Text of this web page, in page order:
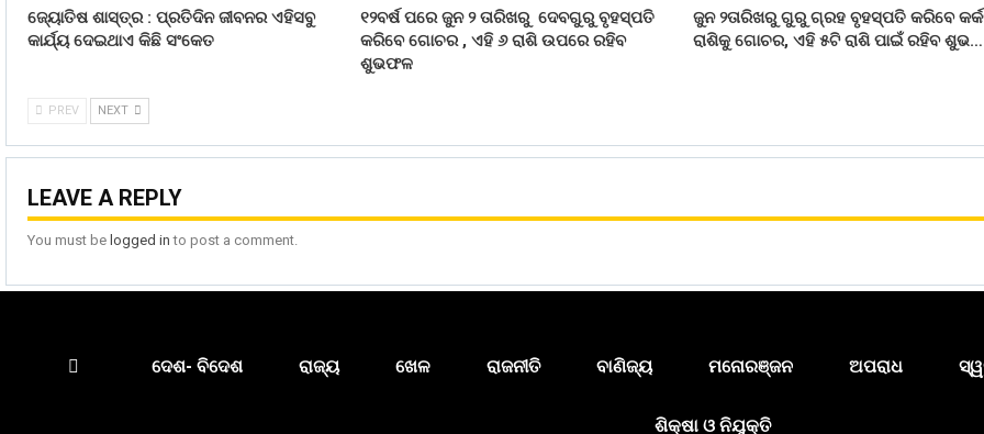
ଜ୍ୟୋତିଷ ଶାସ୍ତ୍ର : ପ୍ରତିଦିନ ଜୀବନର ଏହିସବୁ
କାର୍ଯ୍ୟ ଦେଇଥାଏ କିଛି ସଂକେତ
୧୨ବର୍ଷ ପରେ ଜୁନ ୨ ତାରିଖରୁ ଦେବଗୁରୁ ବୃହସ୍ପତି
କରିବେ ଗୋଚର , ଏହି ୬ ରାଶି ଉପରେ ରହିବ
ଶୁଭଫଳ
ଜୁନ ୨ତାରିଖରୁ ଗୁରୁ ଗ୍ରହ ବୃହସ୍ପତି କରିବେ
ରାଶିକୁ ଗୋଚର, ଏହି ୫ଟି ରାଶି ପାଇଁ ରହିବ ଶୁଭ…
PREV NEXT
LEAVE A REPLY
You must be logged in to post a comment.
ଦେଶ- ବିଦେଶ ରାଜ୍ୟ ଖେଳ ରାଜନୀତି ବାଣିଜ୍ୟ ମନୋରଞ୍ଜନ ଅପରାଧ
ଶିକ୍ଷା ଓ ନିଯୁକ୍ତି